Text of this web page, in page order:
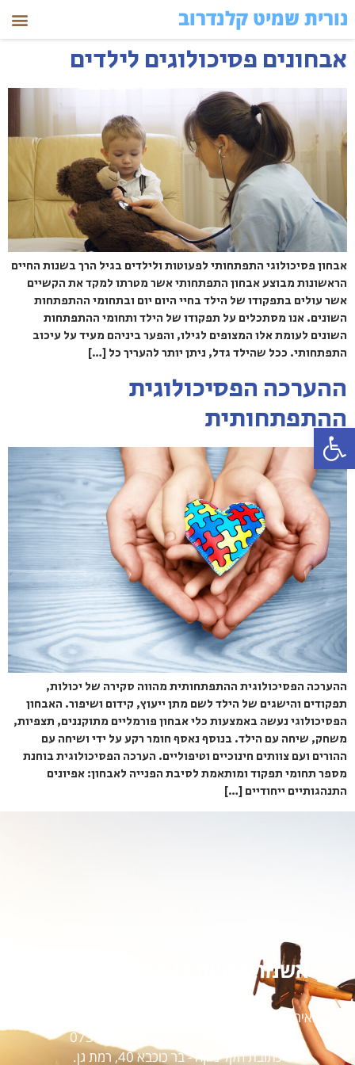
פתח סרגל נגישות
נורית שמיט קלנדרוב
אבחונים פסיכולוגים לילדים
אבחון פסיכולוגי התפתחותי לפעוטות ולילדים בגיל הרך בשנות החיים
הראשונות מבוצע אבחון התפתחותי אשר מטרתו למקד את הקשיים
אשר עולים בתפקודו של הילד בחיי היום יום ובתחומי ההתפתחות
השונים. אנו מסתכלים על תפקודו של הילד ותחומי ההתפתחות
השונים לעומת אלו המצופים לגילו, והפער ביניהם מעיד על עיכוב
התפתחותי. ככל שהילד גדל, ניתן יותר להעריך כל […]
ההערכה הפסיכולוגית
ההתפתחותית
ההערכה הפסיכולוגית ההתפתחותית מהווה סקירה של יכולות,
תפקודים והישגים של הילד לשם מתן ייעוץ, קידום ושיפור. האבחון
הפסיכולוגי נעשה באמצעות כלי אבחון פורמליים מתוקננים, תצפיות,
משחק, שיחה עם הילד. בנוסף נאסף חומר רקע על ידי ושיחה עם
ההורים ועם צוותים חינוכיים וטיפוליים. הערכה הפסיכולוגית בוחנת
מספר תחומי תפקוד ומותאמת לסיבת הפנייה לאבחון: אפיונים
התנהגותיים ייחודיים […]
אשמח להיות לעזר לטובתו של
השאירו פרטים לתיאום אבחון פסיכולוגי התפתחותי ולפגישת
073-7544562
כתובת הקליניקה - בר כוכבא 40, רמת גן.